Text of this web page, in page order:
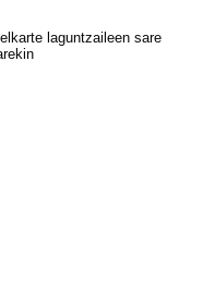
laguntzaileen sare